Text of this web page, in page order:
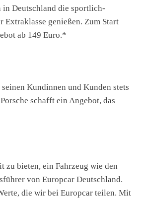
in Deutschland die sportlich-
Extraklasse genießen. Zum Start
ab 149 Euro.*
Kundinnen und Kunden stets
schafft ein Angebot, das
zu bieten, ein Fahrzeug wie den
von Europcar Deutschland.
die wir bei Europcar teilen. Mit